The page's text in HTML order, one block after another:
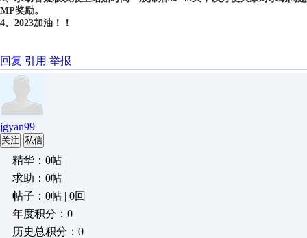
MP奖励。
4、2023加油！！
回复 引用 举报
jgyan99
关注 私信
精华：0帖
求助：0帖
帖子：0帖 | 0回
年度积分：0
历史总积分：0